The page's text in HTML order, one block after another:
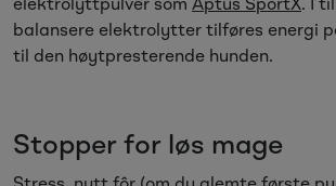
elektrolyttpulver som Aptus SportX. I
balansere elektrolytter tilføres energi
til den høytpresterende hunden.
Stopper for løs mage